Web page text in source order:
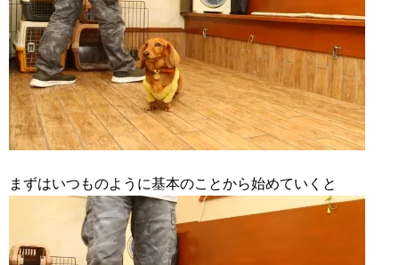
まずはいつものように基本のことから始めていくと